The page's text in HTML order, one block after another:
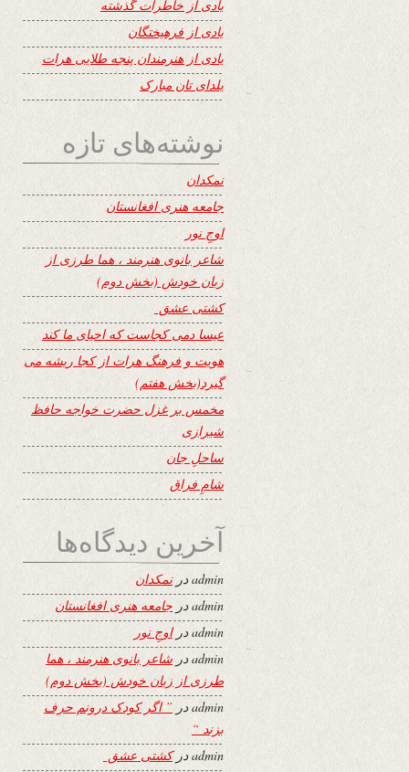
یادی از خاطرات گذشته
یادی از فرهیختگان
یادی از هنرمندان پنجه طلایی هرات
یلدای تان مبارک
نوشته‌های تازه
نمکدان
جامعه هنری افغانستان
اوجِ نور
شاعر بانوی هنرمند ، هما طرزی از
زبان خودش (بخش دوم)
کشتی عشق
عیسا دمی کجاست که احیای ما کند
هویت و فرهنگ هرات از کجا ریشه می
گیرد(بخش هفتم)
مخمس بر غزل حضرت خواجه حافظ
شیرازی
ساحلِ جان
شامِ فراق
آخرین دیدگاه‌ها
adminدرنمکدان
adminدر جامعه هنری افغانستان
adminدراوجِ نور
adminدر شاعر بانوی هنرمند ، هما
طرزی از زبان خودش (بخش دوم)
adminدر ” اگر کودک درونم حرف
بزند “
adminدرکشتی عشق